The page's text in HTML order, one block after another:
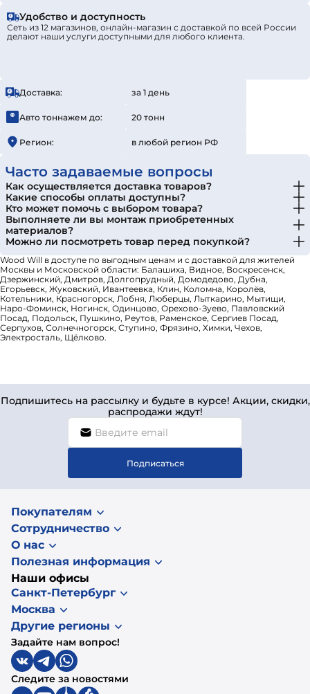
Удобство и доступность
Сеть из 12 магазинов, онлайн-магазин с доставкой по всей России
делают наши услуги доступными для любого клиента.
Доставка: за 1 день
Авто тоннажем до: 20 тонн
Регион: в любой регион РФ
Часто задаваемые вопросы
Как осуществляется доставка товаров?
Какие способы оплаты доступны?
Кто может помочь с выбором товара?
Выполняете ли вы монтаж приобретенных
материалов?
Можно ли посмотреть товар перед покупкой?
Wood Will в доступе по выгодным ценам и с доставкой для жителей
Москвы и Московской области: Балашиха, Видное, Воскресенск,
Дзержинский, Дмитров, Долгопрудный, Домодедово, Дубна,
Егорьевск, Жуковский, Ивантеевка, Клин, Коломна, Королёв,
Котельники, Красногорск, Лобня, Люберцы, Лыткарино, Мытищи,
Наро-Фоминск, Ногинск, Одинцово, Орехово-Зуево, Павловский
Посад, Подольск, Пушкино, Реутов, Раменское, Сергиев Посад,
Серпухов, Солнечногорск, Ступино, Фрязино, Химки, Чехов,
Электросталь, Щёлково.
Подпишитесь на рассылку и будьте в курсе! Акции, скидки,
распродажи ждут!
Подписаться
Покупателям
Сотрудничество
О нас
Полезная информация
Наши офисы
Санкт-Петербург
Москва
Другие регионы
Задайте нам вопрос!
Следите за новостями